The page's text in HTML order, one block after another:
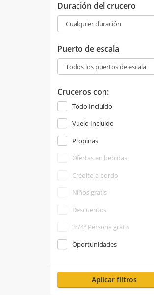
Duración del crucero
Puerto de escala
Cruceros con:
Todo Incluido
Vuelo Incluido
Propinas
Ofertas en bebidas
Crédito a bordo
Niños gratis
Descuentos
3ª/4ª Persona gratis
Oportunidades
Aplicar filtros